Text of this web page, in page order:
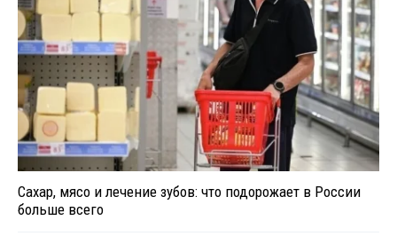
Сахар, мясо и лечение зубов: что подорожает в России
больше всего